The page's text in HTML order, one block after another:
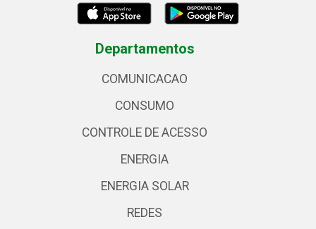
Departamentos
COMUNICACAO
CONSUMO
CONTROLE DE ACESSO
ENERGIA
ENERGIA SOLAR
REDES